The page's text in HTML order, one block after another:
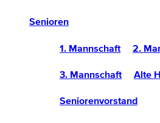
Senioren
1. Mannschaft 2.
3. Mannschaft Alte
Seniorenvorstand